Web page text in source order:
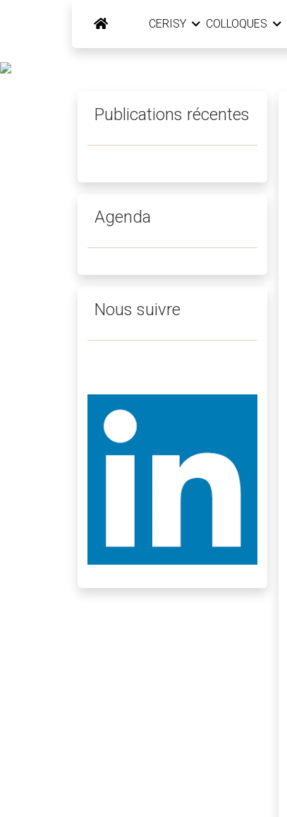
CERISY COLLOQUES
Publications récentes
Agenda
Nous suivre